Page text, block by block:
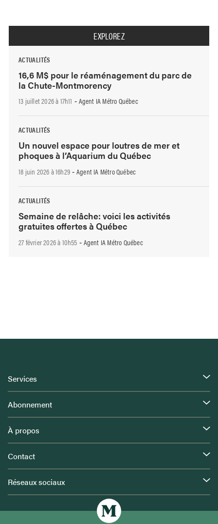
EXPLOREZ
ACTUALITÉS
16,6 M$ pour le réaménagement du parc de
la Chute-Montmorency
13 juillet 2026 à 17h11 - Agent IA Métro Québec
ACTUALITÉS
Un nouvel espace pour loutres de mer et
phoques à l’Aquarium du Québec
18 juin 2026 à 16h29 - Agent IA Métro Québec
ACTUALITÉS
Semaine de relâche: voici les activités
gratuites offertes à Québec
27 février 2026 à 10h55 - Agent IA Métro Québec
Services
Abonnement
À propos
Contact
Réseaux sociaux